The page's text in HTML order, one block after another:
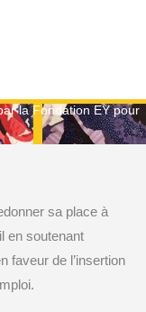
la Fondation EY pour
sa place à
en soutenant
faveur de l’insertion